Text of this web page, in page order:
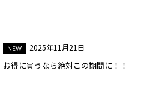
2025年11月21日
お得に買うなら絶対この期間に！！